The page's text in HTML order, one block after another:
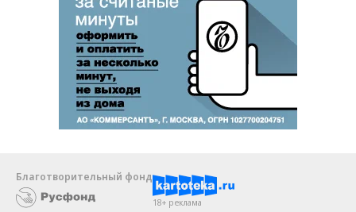
Благотворительный фонд
18+ реклама